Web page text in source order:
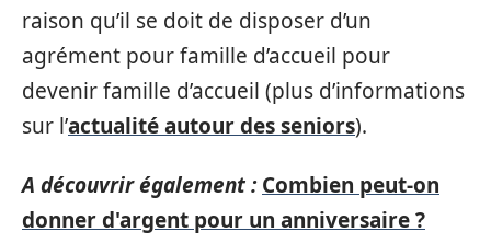
raison qu’il se doit de disposer d’un
agrément pour famille d’accueil pour
devenir famille d’accueil (plus d’informations
sur l’actualité autour des seniors).
A découvrir également : Combien peut-on
donner d'argent pour un anniversaire ?